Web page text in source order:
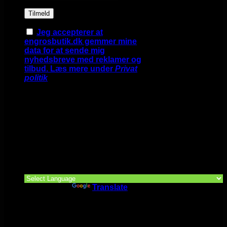
Jeg accepterer at
engrosbutik.dk gemmer mine
data for at sende mig
nyhedsbreve med reklamer og
tilbud. Læs mere under Privat
politik
Translate